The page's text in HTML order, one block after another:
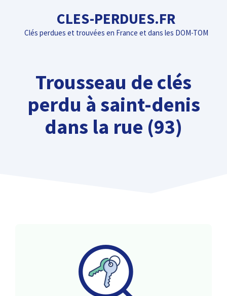
contenu
CLES-PERDUES.FR
Clés perdues et trouvées en France et dans les DOM-TOM
Trousseau de clés
perdu à saint-denis
dans la rue (93)